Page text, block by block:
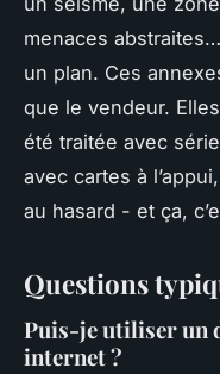
menaces
un plan. Ces
que le vendeur.
été traitée avec
avec cartes à
au hasard - et ça,
Questions
Puis-je utiliser un
internet ?